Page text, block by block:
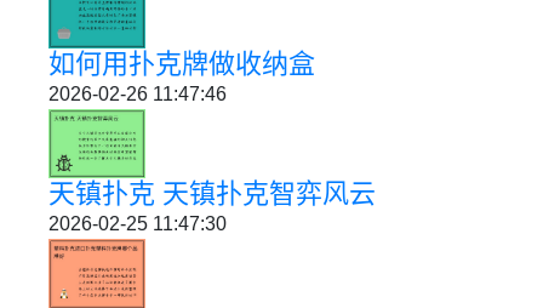
如何用扑克牌做收纳盒
2026-02-26 11:47:46
天镇扑克 天镇扑克智弈风云
2026-02-25 11:47:30